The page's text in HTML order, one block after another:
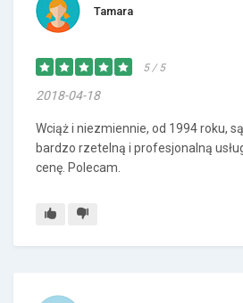
Tamara
5 / 5
2018-04-18
Wciąż i niezmiennie, od 1994 roku,
bardzo rzetelną i profesjonalną
cenę. Polecam.